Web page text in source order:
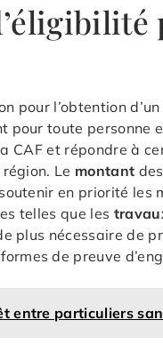
pour l’obtention d’un
pour toute personne
et répondre à
Le montant
en priorité les
telles que les
plus nécessaire de
de preuve
entre particuliers